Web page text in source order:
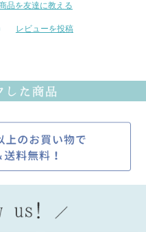
品を友達に教える
レビューを投稿